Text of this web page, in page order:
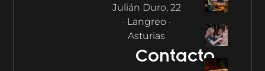
Julián Duro, 22
· Langreo ·
Asturias
Contacto